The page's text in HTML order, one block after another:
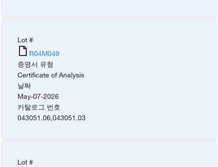
Lot #
R04M049
증명서 유형
Certificate of Analysis
날짜
May-07-2026
카탈로그 번호
043051.06,043051.03
Lot #